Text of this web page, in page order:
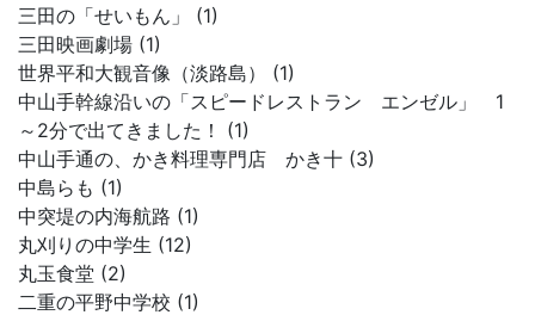
三田の「せいもん」 (1)
三田映画劇場 (1)
世界平和大観音像（淡路島） (1)
中山手幹線沿いの「スピードレストラン エンゼル」 1
～2分で出てきました！ (1)
中山手通の、かき料理専門店 かき十 (3)
中島らも (1)
中突堤の内海航路 (1)
丸刈りの中学生 (12)
丸玉食堂 (2)
二重の平野中学校 (1)